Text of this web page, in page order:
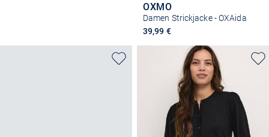
OXMO
Damen Strickjacke - OXAida
39,99 €